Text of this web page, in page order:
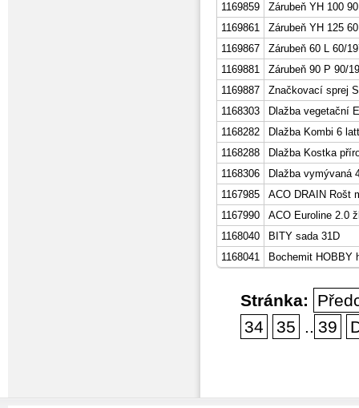
1169859
Zárubeň YH 100
1169861
Zárubeň YH 125
1169867
Zárubeň 60 L 60/
1169881
Zárubeň 90 P 90/
1169887
Značkovací sprej
1168303
Dlažba vegetační
1168282
Dlažba Kombi 6
1168288
Dlažba Kostka
1168306
Dlažba vymývaná
1167985
ACO DRAIN Rošt
1167990
ACO Euroline 2.0
1168040
BITY sada 31D
1168041
Bochemit HOBBY
Stránka:
34
35 .. 39